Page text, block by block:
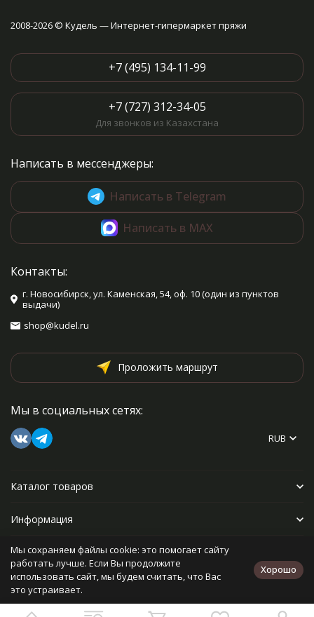
2008-2026 © Кудель — Интернет-гипермаркет пряжи
+7 (495) 134-11-99
+7 (727) 312-34-05
Для звонков из Казахстана
Написать в мессенджеры:
Написать в Telegram
Написать в MAX
Контакты:
г. Новосибирск, ул. Каменская, 54, оф. 10 (один из пунктов
выдачи)
shop@kudel.ru
Проложить маршрут
Мы в социальных сетях:
RUB
Каталог товаров
Информация
Прочее
Политика персональных данных
Мы сохраняем файлы cookie: это помогает сайту
работать лучше. Если Вы продолжите
использовать сайт, мы будем считать, что Вас
это устраивает.
Хорошо